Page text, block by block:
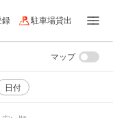
録 駐車場貸出
日付
マップ